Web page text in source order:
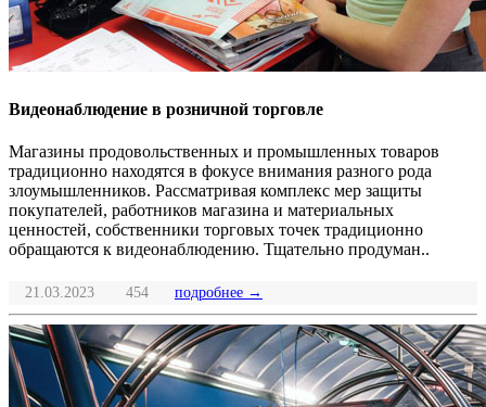
Видеонаблюдение в розничной торговле
Магазины продовольственных и промышленных товаров
традиционно находятся в фокусе внимания разного рода
злоумышленников. Рассматривая комплекс мер защиты
покупателей, работников магазина и материальных
ценностей, собственники торговых точек традиционно
обращаются к видеонаблюдению. Тщательно продуман..
21.03.2023 454 подробнее →